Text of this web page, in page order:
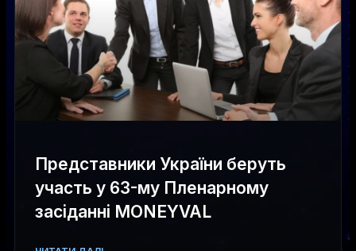
Представники України беруть
участь у 63-му Пленарному
засіданні MONEYVAL